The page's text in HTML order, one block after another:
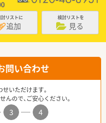
討リストに
追加
検討リストを
見る
問い合わせ
いただけます。
んので、ご安心ください。
3
4